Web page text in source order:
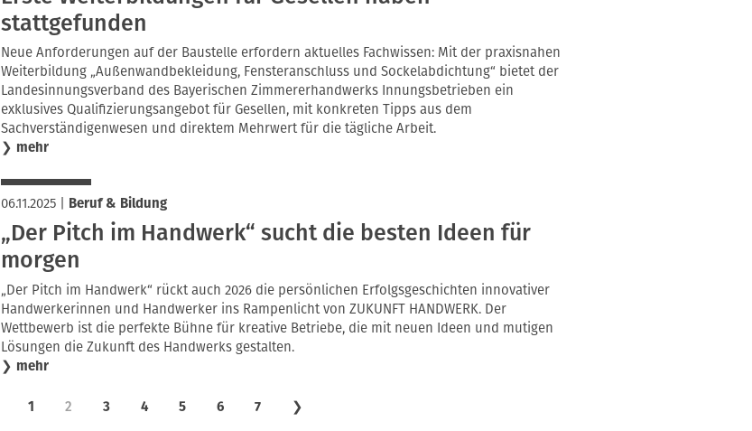
stattgefunden
Neue Anforderungen auf der Baustelle erfordern aktuelles Fachwissen: Mit der praxisnahen
Weiterbildung „Außenwandbekleidung, Fensteranschluss und Sockelabdichtung“ bietet der
Landesinnungsverband des Bayerischen Zimmererhandwerks Innungsbetrieben ein
exklusives Qualifizierungsangebot für Gesellen, mit konkreten Tipps aus dem
Sachverständigenwesen und direktem Mehrwert für die tägliche Arbeit.
❯ mehr
06.11.2025| Beruf & Bildung
„Der Pitch im Handwerk“ sucht die besten Ideen für
morgen
„Der Pitch im Handwerk“ rückt auch 2026 die persönlichen Erfolgsgeschichten innovativer
Handwerkerinnen und Handwerker ins Rampenlicht von ZUKUNFT HANDWERK. Der
Wettbewerb ist die perfekte Bühne für kreative Betriebe, die mit neuen Ideen und mutigen
Lösungen die Zukunft des Handwerks gestalten.
❯ mehr
1 2 3 4 5 6 7 ❯